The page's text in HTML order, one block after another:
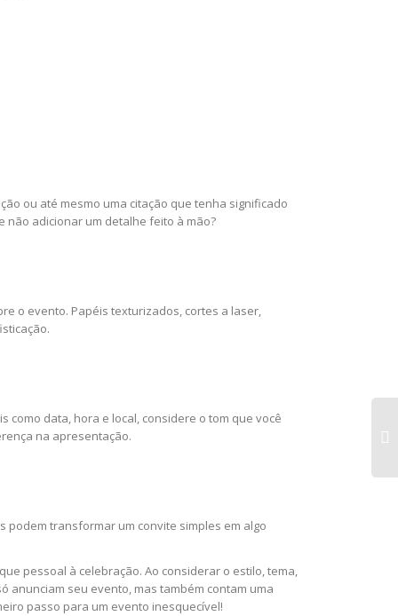
ou até mesmo uma citação que tenha significado
não adicionar um detalhe feito à mão?
o evento. Papéis texturizados, cortes a laser,
como data, hora e local, considere o tom que você
na apresentação.
transformar um convite simples em algo
pessoal à celebração. Ao considerar o estilo, tema,
anunciam seu evento, mas também contam uma
passo para um evento inesquecível!